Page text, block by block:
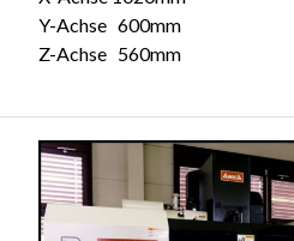
Y-Achse 600mm
Z-Achse 560mm